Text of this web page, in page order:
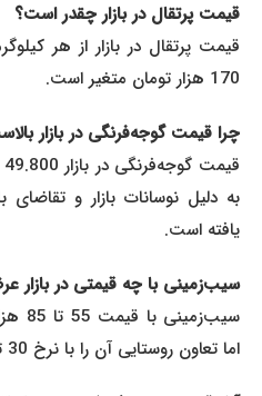
قیمت پرتقال در بازار چقدر است؟
170 هزار تومان متغیر است.
چرا قیمت گوجه‌فرنگی در بازار
به دلیل نوسانات بازار و تقاضای
یافته است.
سیب‌زمینی با چه قیمتی در بازار
سیب‌زمینی
اما تعاون روستایی آن را با نرخ 30 تا 35 هزار تومان عرضه می‌کند.